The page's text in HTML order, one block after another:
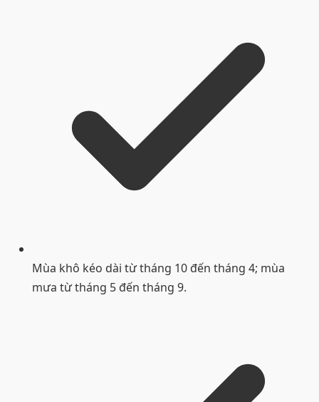
Mùa khô kéo dài từ tháng 10 đến tháng 4; mùa
mưa từ tháng 5 đến tháng 9.